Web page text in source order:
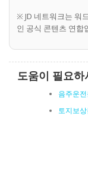
※ JD 네트워크는 워
인 공식 콘텐츠 연합
도움이 필요하
음주운
토지보